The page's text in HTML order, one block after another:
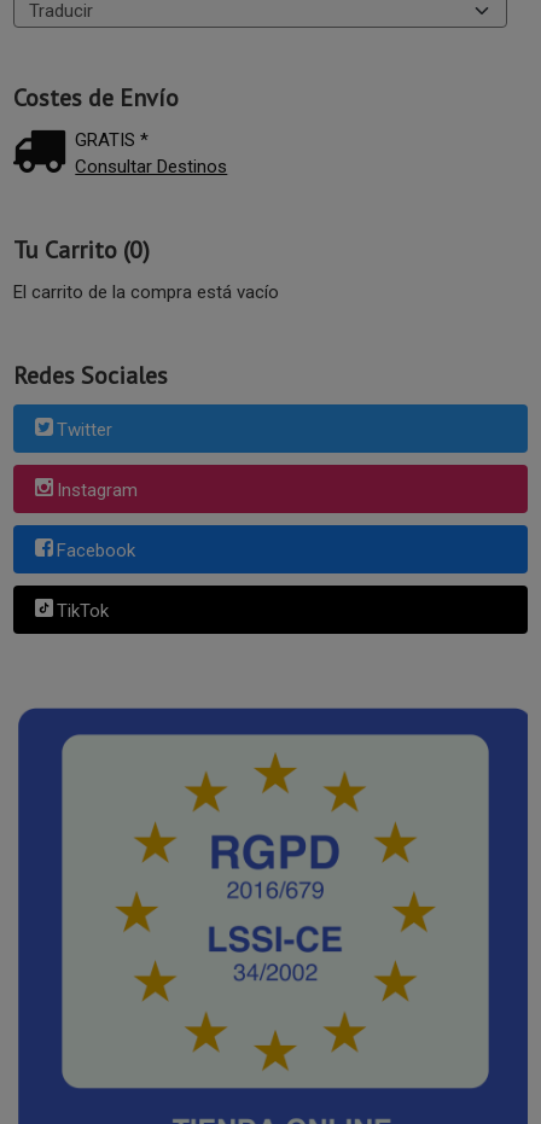
Costes de Envío
GRATIS *
Consultar Destinos
Tu Carrito (0)
El carrito de la compra está vacío
Redes Sociales
Twitter
Instagram
Facebook
TikTok